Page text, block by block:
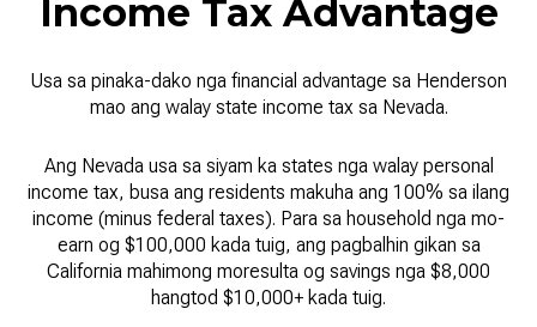
Income Tax Advantage
Usa sa pinaka-dako nga financial advantage sa Henderson
mao ang walay state income tax sa Nevada.
Ang Nevada usa sa siyam ka states nga walay personal
income tax, busa ang residents makuha ang 100% sa ilang
income (minus federal taxes). Para sa household nga mo-
earn og $100,000 kada tuig, ang pagbalhin gikan sa
California mahimong moresulta og savings nga $8,000
hangtod $10,000+ kada tuig.